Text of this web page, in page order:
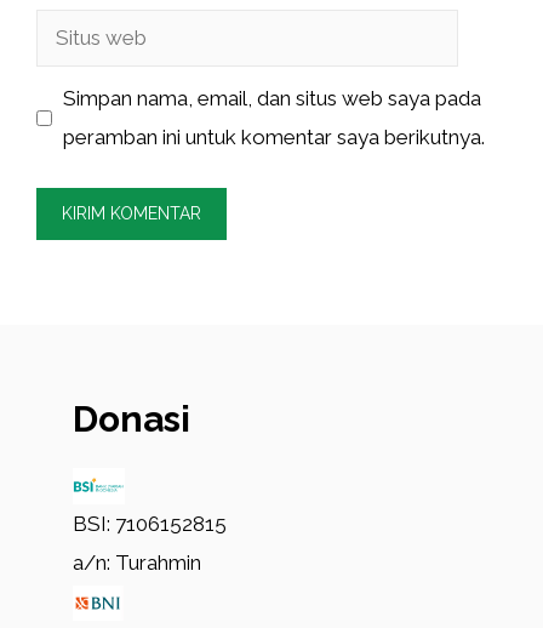
Situs
Simpan nama, email, dan situs web saya pada
peramban ini untuk komentar saya berikutnya.
Donasi
BSI: 7106152815
a/n: Turahmin